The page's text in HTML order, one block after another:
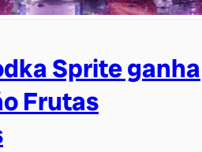
Sprite ganha
Frutas